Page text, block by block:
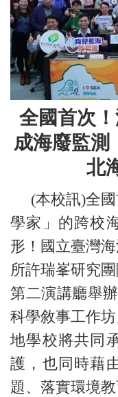
全國首次
成海廢監測
北
(本校訊)全國
學家」的跨校
形！國立臺灣
所許瑞峯研究
第二演講廳舉
科學敘事工作
地學校將共同
護，也同時藉
題、落實環境